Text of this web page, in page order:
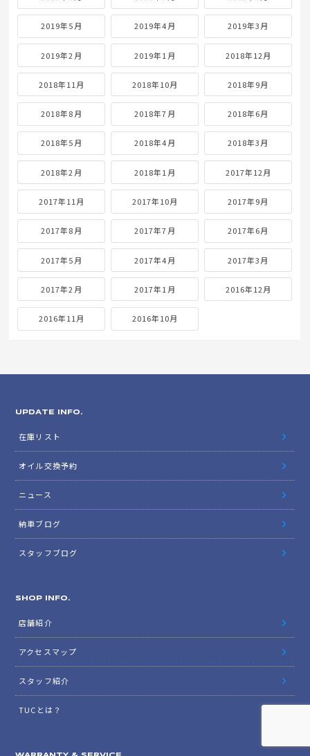
2020年8月 2020年7月 2020年6月
2020年5月 2020年4月 2020年3月
2020年2月 2020年1月 2019年12月
2019年11月 2019年10月 2019年9月
2019年8月 2019年7月 2019年6月
2019年5月 2019年4月 2019年3月
2019年2月 2019年1月 2018年12月
2018年11月 2018年10月 2018年9月
2018年8月 2018年7月 2018年6月
2018年5月 2018年4月 2018年3月
2018年2月 2018年1月
2016年11月 2016年10月
UPDATE INFO.
オイル交換予約